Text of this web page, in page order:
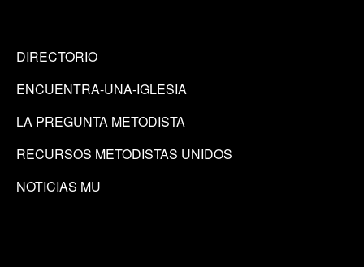
DIRECTORIO
ENCUENTRA-UNA-IGLESIA
LA PREGUNTA METODISTA
RECURSOS METODISTAS UNIDOS
NOTICIAS MU